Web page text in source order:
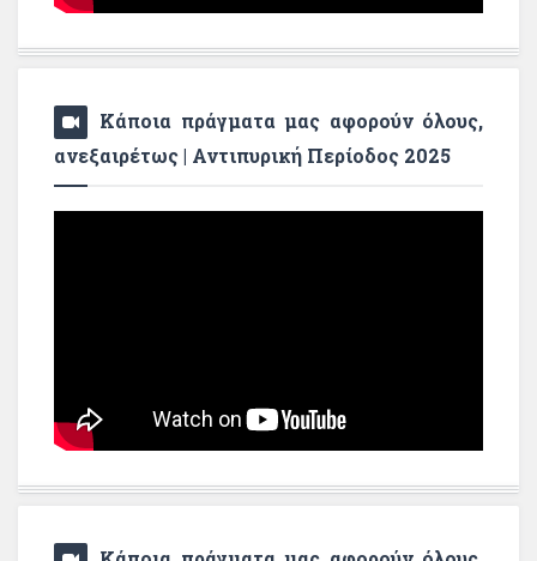
Κάποια πράγματα μας αφορούν όλους,
ανεξαιρέτως | Αντιπυρική Περίοδος 2025